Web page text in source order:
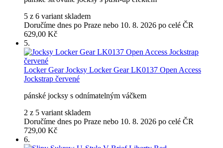
5 z 6 variant skladem
Doručíme dnes po Praze nebo 10. 8. 2026 po celé ČR
629,00 Kč
5.
Locker Gear Jocksy Locker Gear LK0137 Open Access
Jockstrap červené
pánské jocksy s odnímatelným váčkem
2 z 5 variant skladem
Doručíme dnes po Praze nebo 10. 8. 2026 po celé ČR
729,00 Kč
6.